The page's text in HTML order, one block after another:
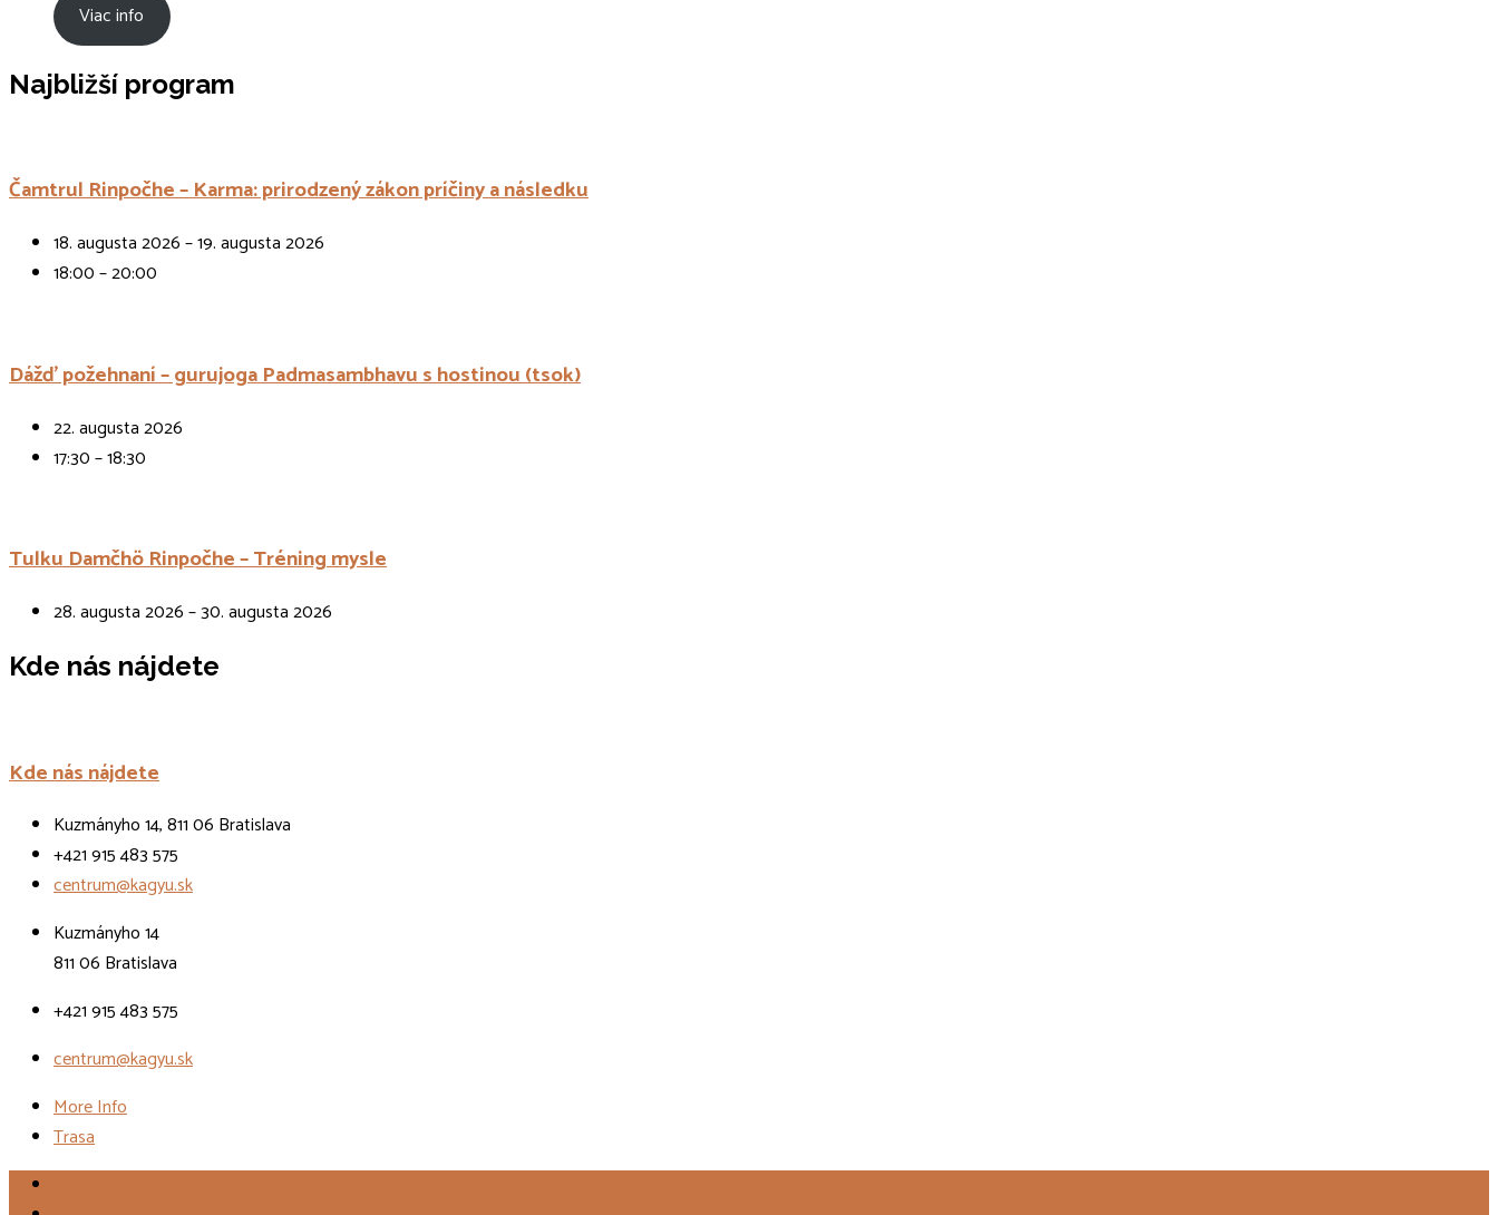
Viac info
Najbližší program
Čamtrul Rinpočhe – Karma: prirodzený zákon príčiny a následku
18. augusta 2026 – 19. augusta 2026
18:00 – 20:00
Dážď požehnaní – gurujoga Padmasambhavu s hostinou (tsok)
22. augusta 2026
17:30 – 18:30
Tulku Damčhö Rinpočhe – Tréning mysle
28. augusta 2026 – 30. augusta 2026
Kde nás nájdete
Kde nás nájdete
Kuzmányho 14, 811 06 Bratislava
+421 915 483 575
centrum@kagyu.sk
Kuzmányho 14
811 06 Bratislava
+421 915 483 575
centrum@kagyu.sk
More Info
Trasa